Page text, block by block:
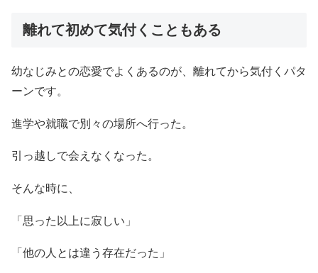
離れて初めて気付くこともある
幼なじみとの恋愛でよくあるのが、離れてから気付くパタ
ーンです。
進学や就職で別々の場所へ行った。
引っ越しで会えなくなった。
そんな時に、
「思った以上に寂しい」
「他の人とは違う存在だった」